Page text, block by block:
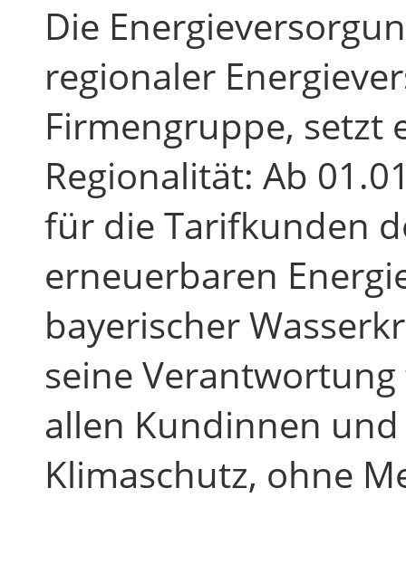
Die
regionaler
Firmengruppe, setzt
Regionalität: Ab
für die Tarifkunden
erneuerbaren
bayerischer
seine
allen Kundinnen
Klimaschutz, ohne